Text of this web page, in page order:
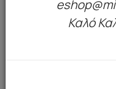
καταστήματος της Ανωνύμου
& Β ΛΑΔΕΝΗ ΑΕ – MINERVA –
λοιπού MINERVA/Εταιρεία)
Γ.Ε.ΜΗ: 57218904000 Τηλ. +30
Καλό